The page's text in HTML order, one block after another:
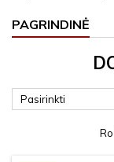
PAGRINDINĖ
Pasirinkti